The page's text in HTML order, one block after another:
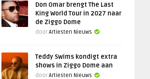
Don Omar brengt The Last
King World Tour in 2027 naar
de Ziggo Dome
door Artiesten Nieuws
Teddy Swims kondigt extra
shows in Ziggo Dome aan
door Artiesten Nieuws